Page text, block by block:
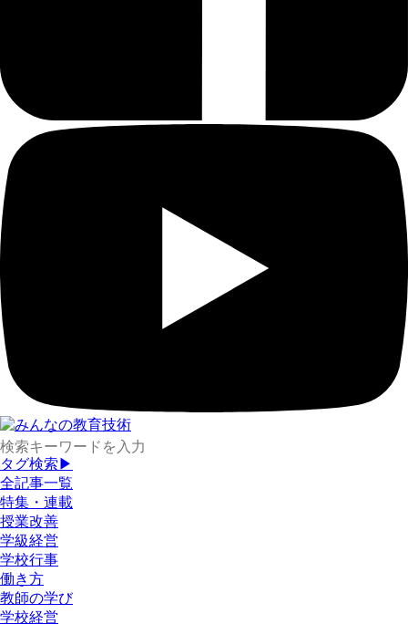
タグ検索▶
全記事一覧
特集・連載
授業改善
学級経営
学校行事
働き方
教師の学び
学校経営